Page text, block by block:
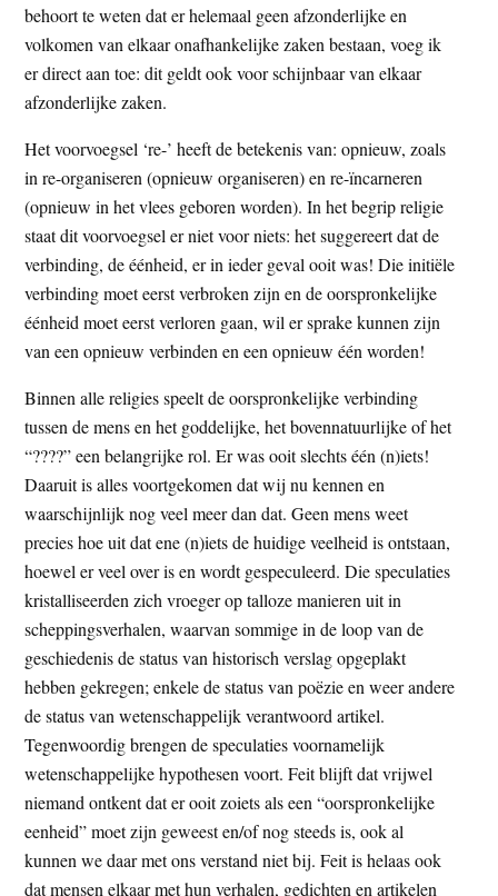
behoort te weten dat er helemaal geen afzonderlijke en
volkomen van elkaar onafhankelijke zaken bestaan, voeg ik
er direct aan toe: dit geldt ook voor schijnbaar van elkaar
afzonderlijke zaken.
Het voorvoegsel ‘re-’ heeft de betekenis van: opnieuw, zoals
in re-organiseren (opnieuw organiseren) en re-ïncarneren
(opnieuw in het vlees geboren worden). In het begrip religie
staat dit voorvoegsel er niet voor niets: het suggereert dat de
verbinding, de éénheid, er in ieder geval ooit was! Die initiële
verbinding moet eerst verbroken zijn en de oorspronkelijke
éénheid moet eerst verloren gaan, wil er sprake kunnen zijn
van een opnieuw verbinden en een opnieuw één worden!
Binnen alle religies speelt de oorspronkelijke verbinding
tussen de mens en het goddelijke, het bovennatuurlijke of het
“????” een belangrijke rol. Er was ooit slechts één (n)iets!
Daaruit is alles voortgekomen dat wij nu kennen en
waarschijnlijk nog veel meer dan dat. Geen mens weet
precies hoe uit dat ene (n)iets de huidige veelheid is ontstaan,
hoewel er veel over is en wordt gespeculeerd. Die speculaties
kristalliseerden zich vroeger op talloze manieren uit in
scheppingsverhalen, waarvan sommige in de loop van de
geschiedenis de status van historisch verslag opgeplakt
hebben gekregen; enkele de status van poëzie en weer andere
de status van wetenschappelijk verantwoord artikel.
Tegenwoordig brengen de speculaties voornamelijk
wetenschappelijke hypothesen voort. Feit blijft dat vrijwel
niemand ontkent dat er ooit zoiets als een “oorspronkelijke
eenheid” moet zijn geweest en/of nog steeds is, ook al
kunnen we daar met ons verstand niet bij. Feit is helaas ook
dat mensen elkaar met hun verhalen, gedichten en artikelen